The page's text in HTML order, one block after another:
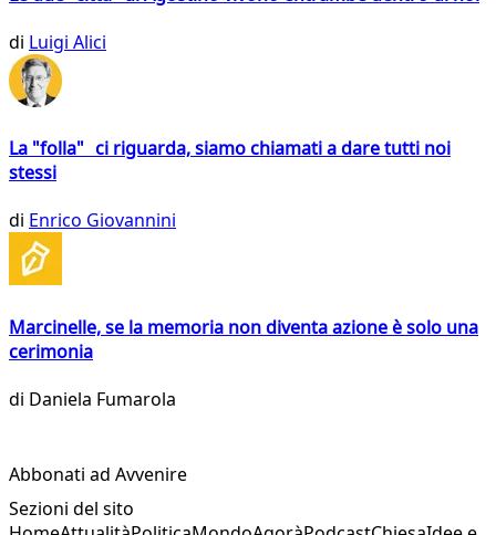
di Luigi Alici
La "folla" ci riguarda, siamo chiamati a dare tutti noi
stessi
di Enrico Giovannini
Marcinelle, se la memoria non diventa azione è solo una
cerimonia
di Daniela Fumarola
Abbonati ad Avvenire
Sezioni del sito